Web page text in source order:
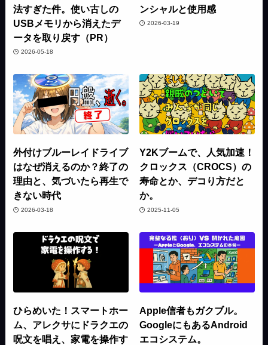
法すぎた件。使い古しの
USBメモリから消えたデ
ータを取り戻す（PR）
2026-05-18
ンシャルと使用感
2026-03-19
外付けブルーレイドライブ
はなぜ消えるのか？終了の
理由と、気づいたら再生で
きない時代
2026-03-18
Y2Kブームで、人気加速！
クロックス（CROCS）の
寿命とか、デコり方だと
か。
2025-11-05
ひらめいた！スマートホー
ム、アレクサにドラクエの
呪文を唱え、家電を操作す
Apple信者もガクブル。
GoogleにもあるAndroid
エコシステム。